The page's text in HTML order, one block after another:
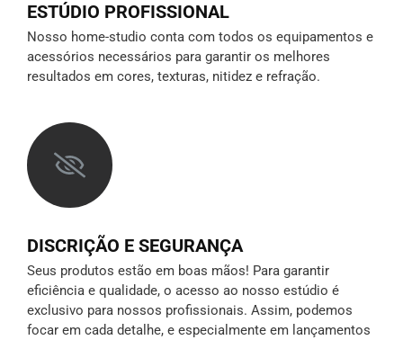
ESTÚDIO PROFISSIONAL
Nosso home-studio conta com todos os equipamentos e
acessórios necessários para garantir os melhores
resultados em cores, texturas, nitidez e refração.
DISCRIÇÃO E SEGURANÇA
Seus produtos estão em boas mãos! Para garantir
eficiência e qualidade, o acesso ao nosso estúdio é
exclusivo para nossos profissionais. Assim, podemos
focar em cada detalhe, e especialmente em lançamentos